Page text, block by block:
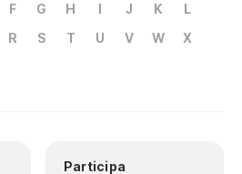
F G H I J K
L
R S T U V W
X
Participa